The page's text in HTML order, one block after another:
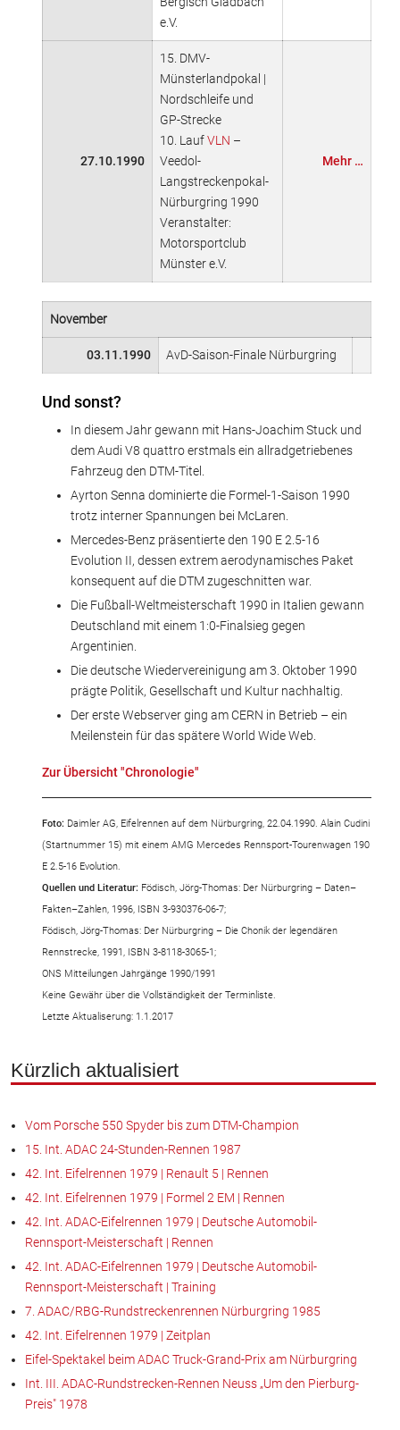
e.V.
27.10.1990
15. DMV-
Münsterlandpokal |
Nordschleife und
GP-Strecke
10. LaufVLN –
Veedol-
Langstreckenpokal-
Nürburgring 1990
Veranstalter:
Motorsportclub
Münster e.V.
Mehr …
November
03.11.1990 AvD-Saison-Finale Nürburgring
Und sonst?
In diesem Jahr gewann mit Hans-Joachim Stuck und
dem Audi V8 quattro erstmals ein allradgetriebenes
Fahrzeug den DTM-Titel.
Ayrton Senna dominierte die Formel-1-Saison 1990
trotz interner Spannungen bei McLaren.
Mercedes-Benz präsentierte den 190 E 2.5-16
Evolution II, dessen extrem aerodynamisches Paket
konsequent auf die DTM zugeschnitten war.
Die Fußball-Weltmeisterschaft 1990 in Italien gewann
Deutschland mit einem 1:0-Finalsieg gegen
Argentinien.
Die deutsche Wiedervereinigung am 3. Oktober 1990
prägte Politik, Gesellschaft und Kultur nachhaltig.
Der erste Webserver ging am CERN in Betrieb – ein
Meilenstein für das spätere World Wide Web.
Zur Übersicht "Chronologie"
Foto: Daimler AG, Eifelrennen auf dem Nürburgring, 22.04.1990. Alain Cudini
(Startnummer 15) mit einem AMG Mercedes Rennsport-Tourenwagen 190
E 2.5-16 Evolution.
Quellen und Literatur: Födisch, Jörg-Thomas: Der Nürburgring – Daten–
Fakten–Zahlen, 1996, ISBN 3-930376-06-7;
Födisch, Jörg-Thomas: Der Nürburgring – Die Chonik der legendären
Rennstrecke, 1991, ISBN 3-8118-3065-1;
ONS Mitteilungen Jahrgänge 1990/1991
Keine Gewähr über die Vollständigkeit der Terminliste.
Letzte Aktualiserung: 1.1.2017
Kürzlich aktualisiert
Vom Porsche 550 Spyder bis zum DTM-Champion
15. Int. ADAC 24-Stunden-Rennen 1987
42. Int. Eifelrennen 1979 | Renault 5 | Rennen
42. Int. Eifelrennen 1979 | Formel 2 EM | Rennen
42. Int. ADAC-Eifelrennen 1979 | Deutsche Automobil-
Rennsport-Meisterschaft | Rennen
42. Int. ADAC-Eifelrennen 1979 | Deutsche Automobil-
Rennsport-Meisterschaft | Training
7. ADAC/RBG-Rundstreckenrennen Nürburgring 1985
42. Int. Eifelrennen 1979 | Zeitplan
Eifel-Spektakel beim ADAC Truck-Grand-Prix am Nürburgring
Int. III. ADAC-Rundstrecken-Rennen Neuss „Um den Pierburg-
Preis" 1978